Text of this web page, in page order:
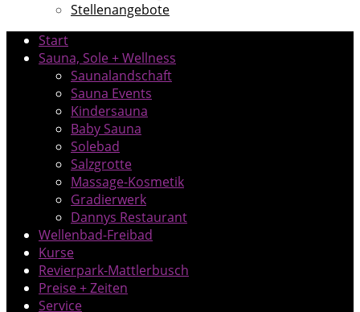
Stellenangebote
Start
Sauna, Sole + Wellness
Saunalandschaft
Sauna Events
Kindersauna
Baby Sauna
Solebad
Salzgrotte
Massage-Kosmetik
Gradierwerk
Dannys Restaurant
Wellenbad-Freibad
Kurse
Revierpark-Mattlerbusch
Preise + Zeiten
Service